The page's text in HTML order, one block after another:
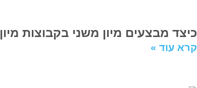
כיצד מבצעים מיון משני בקבוצות מיון
קרא עוד »